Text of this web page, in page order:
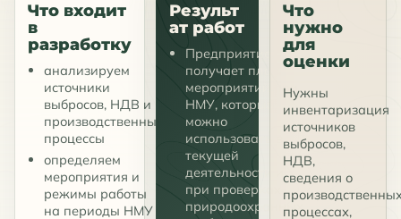
Что входит
в
разработку
анализируем
источники
выбросов, НДВ и
производственные
процессы
определяем
мероприятия и
режимы работы
на периоды НМУ
Результ
ат работ
Предприятие
получает план
мероприятий при
НМУ, который
можно
использовать в
текущей
деятельности и
при проверках
природоохранных
Что
нужно
для
оценки
Нужны
инвентаризация
источников
выбросов,
НДВ,
сведения о
процессах,